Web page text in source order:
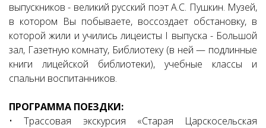
выпускников - великий русский поэт А.С. Пушкин. Музей,
в котором Вы побываете, воссоздает обстановку, в
которой жили и учились лицеисты I выпуска - Большой
зал, Газетную комнату, Библиотеку (в ней — подлинные
книги лицейской библиотеки), учебные классы и
спальни воспитанников.
ПРОГРАММА ПОЕЗДКИ:
• Трассовая экскурсия «Старая Царскосельская